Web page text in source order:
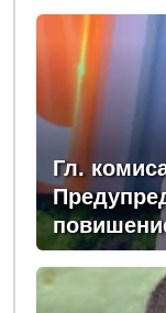
Гл.
момента
най-